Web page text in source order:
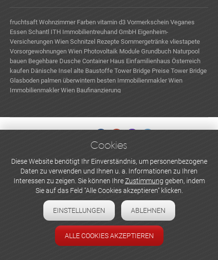
fruchtsaft Wohnzimmer Farben vitamin d3 Vormerkschein Veganes
Essen Schantl ITH Immobilientreuhand GmbH Eigenheim-
Versicherungen Wien Schnitzel Rezepte Sommergetränke vliestapete
Vorsorgewohnungen Wien Photovoltaik Module Grundbuch Naturpool
bauen Begehbare Dusche Container Haus Einfamilienhaus Österreich
kaufen Dänische Insel alte Baustoffe Tower Bridge Preise Tower Bridge
Glasboden palmen überwintern besten Immobilienmakler Wien
Immobilienmakler Wien Baufinanzierung
WERBEN UND INSERIEREN
Newsletter abonnieren
Datenschutzerklärung
Cookie-Einstellungen
Cookies
Diese Website benötigt Ihr Einverständnis, um personenbezogene
Daten zu verwenden und Ihnen u. a. Informationen zu Ihren
Interessen zu zeigen. Sie können IhreZustimmung geben, indem
Sie auf das Feld "Alle Cookies akzeptieren" klicken.
EINSTELLUNGEN ABLEHNEN
ALLE COOKIES AKZEPTIEREN